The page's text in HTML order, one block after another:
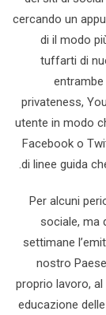
cercando un
di il modo
tuffarti di
privateness,
utente in modo
Facebook o
di linee guida
Per alcuni
sociale, ma
settimane
nostro
proprio lavoro, al
educazione